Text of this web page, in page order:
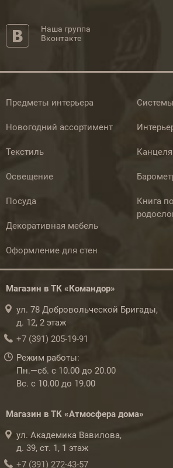
Наша группа
Вконтакте
Предметы интерьера
Новогодний ассортимент
Текстиль
Освещение
Посуда
Декоративная мебель
Оформление для стен
Книга
Магазин в ТК «Командор»
ул. 78 Добровольческой Бригады,
д. 12, 2 этаж
+7 (391) 205-19-91
Режим работы:
Пн.—сб. с 10.00 до 20.00
Вс. с 10.00 до 19.00
Магазин в ТК «Атмосфера дома»
ул. Академика Вавилова,
д. 39, ст. 1, 1 этаж
+7 (391) 272-43-57